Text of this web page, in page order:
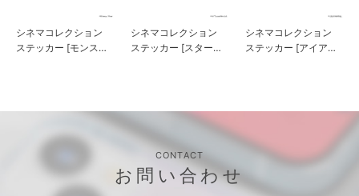
シネマコレクション
ステッカー [モンスタ
シネマコレクション
ステッカー [スター・
シネマコレクション
ステッカー [アイアン
CONTACT
お問い合わせ